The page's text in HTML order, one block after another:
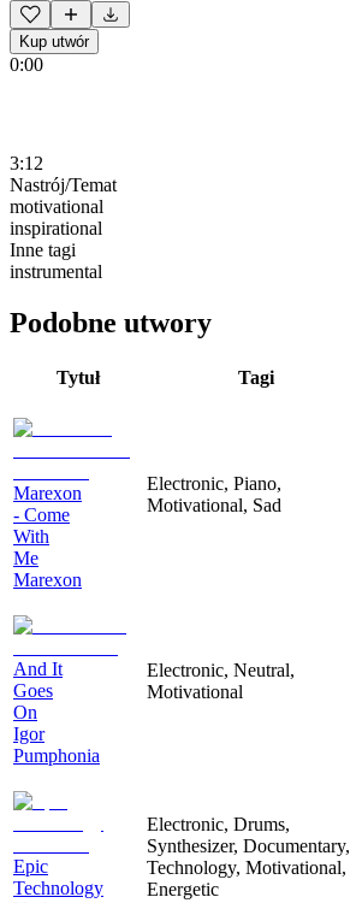
Kup utwór
0:00
3:12
Nastrój/Temat
motivational
inspirational
Inne tagi
instrumental
Podobne utwory
Tytuł Tagi
Marexon
- Come
With
Me
Marexon
Electronic, Piano,
Motivational, Sad
And It
Goes
On
Igor
Pumphonia
Electronic, Neutral,
Motivational
Epic
Technology
Electronic, Drums,
Synthesizer, Documentary,
Technology, Motivational,
Energetic